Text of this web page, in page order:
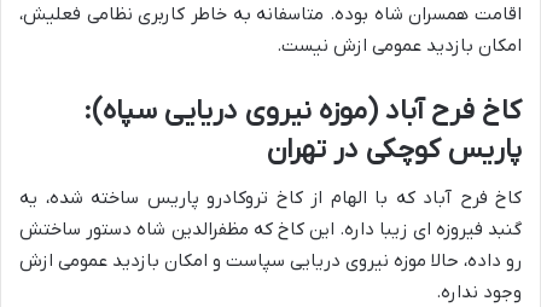
اقامت همسران شاه بوده. متاسفانه به خاطر کاربری نظامی فعلیش،
امکان بازدید عمومی ازش نیست.
کاخ فرح آباد (موزه نیروی دریایی سپاه):
پاریس کوچکی در تهران
کاخ فرح آباد که با الهام از کاخ تروکادرو پاریس ساخته شده، یه
گنبد فیروزه ای زیبا داره. این کاخ که مظفرالدین شاه دستور ساختش
رو داده، حالا موزه نیروی دریایی سپاست و امکان بازدید عمومی ازش
وجود نداره.